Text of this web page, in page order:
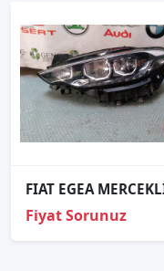
Fiyat Sorunuz